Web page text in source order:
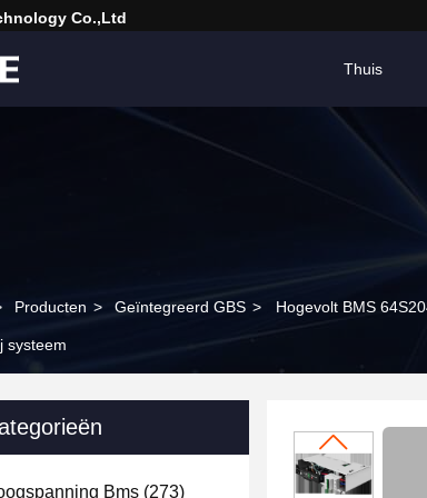
Co.,Ltd
Thuis
Producten > Geïntegreerd GBS > Hogevolt BMS
systeem
Bms (273)